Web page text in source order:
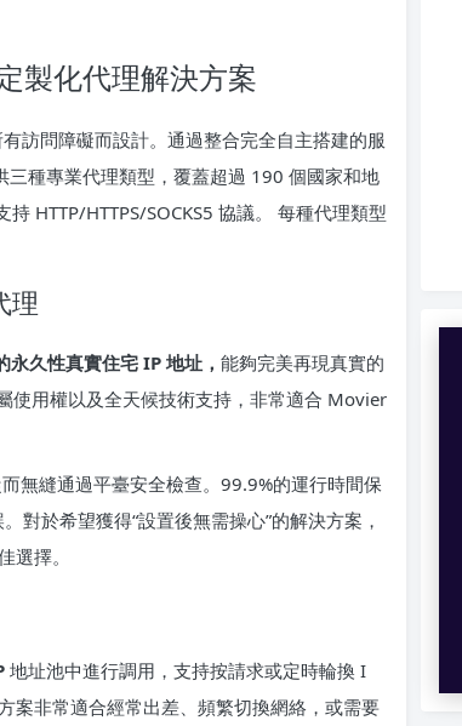
製化代理解決方案
訪問障礙而設計。通過整合完全自主搭建的服
三種專業代理類型，覆蓋超過 190 個國家和地
HTTP/HTTPS/SOCKS5 協議。 每種代理類型
理
久性真實住宅 IP 地址， 能夠完美再現真實的
使用權以及全天候技術支持，非常適合 Movier
無縫通過平臺安全檢查。99.9%的運行時間保
對於希望獲得“設置後無需操心”的解決方案，
擇。
地址池中進行調用，支持按請求或定時輪換 I
案非常適合經常出差、頻繁切換網絡，或需要